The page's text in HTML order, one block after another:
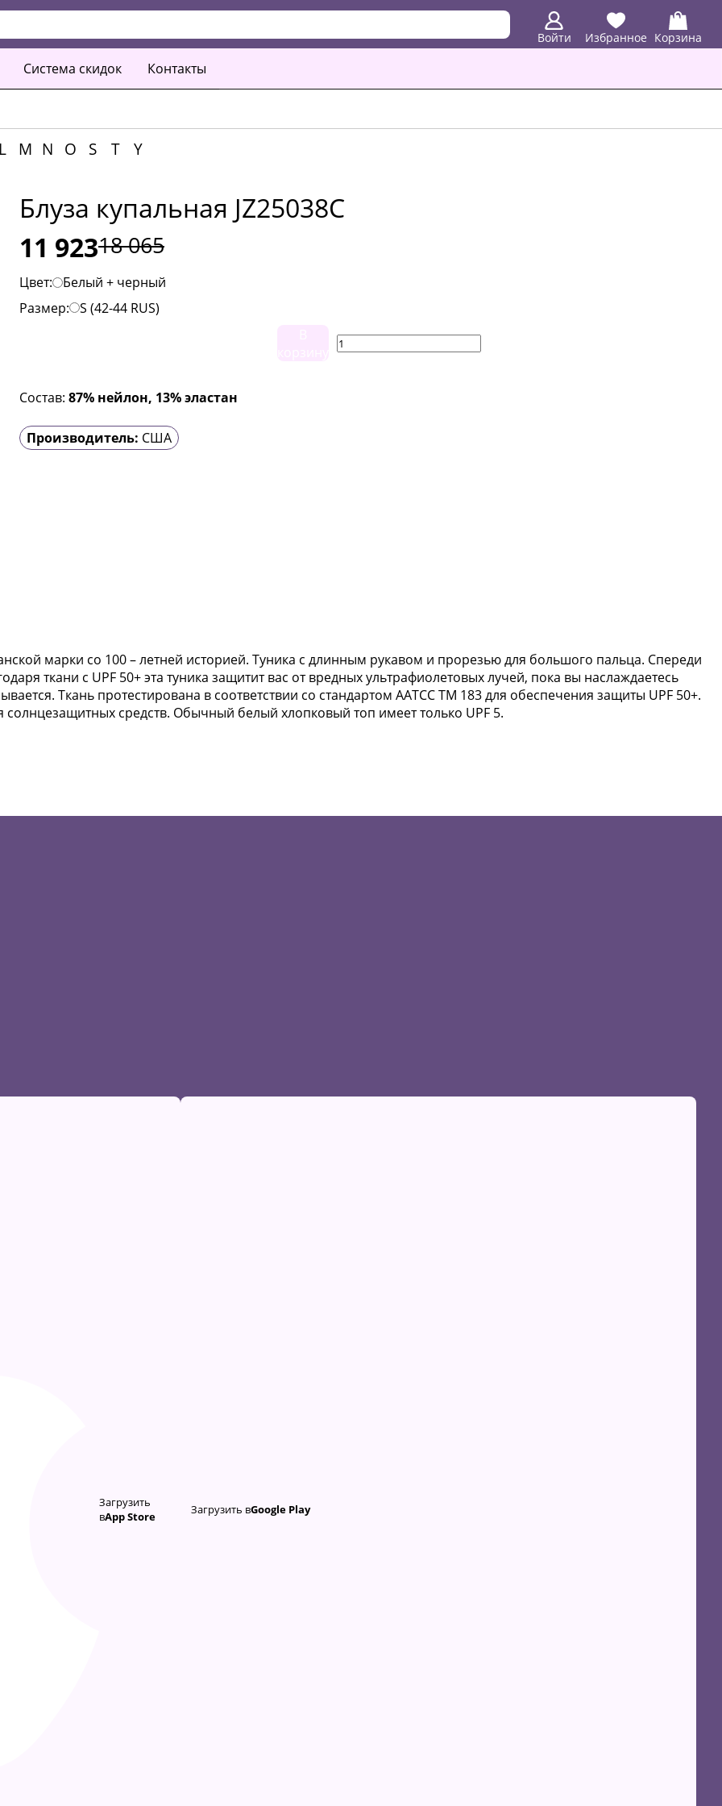
Войти Избранное Корзина
Система скидок Контакты
L M N O S T Y
Блуза купальная JZ25038C
11 92318 065
Цвет:
Белый + черный
Размер:
S (42-44 RUS)
Состав: 87% нейлон, 13% эластан
Производитель: США
марки со 100 – летней историей. Туника с длинным рукавом и прорезью для большого пальца. Спереди
ткани с UPF 50+ эта туника защитит вас от вредных ультрафиолетовых лучей, пока вы наслаждаетесь
Ткань протестирована в соответствии со стандартом AATCC TM 183 для обеспечения защиты UPF 50+.
солнцезащитных средств. Обычный белый хлопковый топ имеет только UPF 5.
Загрузить
вApp Store Загрузить вGoogle Play